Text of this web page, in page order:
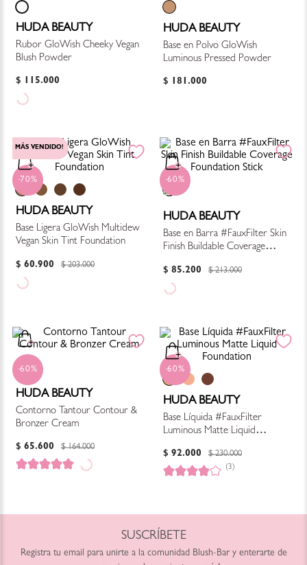
HUDA BEAUTY
Rubor GloWish Cheeky Vegan
Blush Powder
$ 115.000
HUDA BEAUTY
Base en Polvo GloWish
Luminous Pressed Powder
$ 181 .000
70%
MÁS VENDIDO!
HUDA BEAUTY
Base Ligera GloWish Multidew
Vegan Skin Tint Foundation
$ 60.900 $ 203.000
60%
HUDA BEAUTY
Base en Barra #FauxFilter Skin
Finish Buildable Coverage
$ 85.200 $ 213.000
60%
HUDA BEAUTY
Contorno Tantour Contour &
Bronzer Cream
$ 65.600 $ 164.000
60%
HUDA BEAUTY
Base Líquida #FauxFilter
Luminous Matte Liquid
$ 92.000 $ 230.000
(3)
SUSCRÍBETE
Registra tu email para unirte a la comunidad Blush-Bar y enterarte de